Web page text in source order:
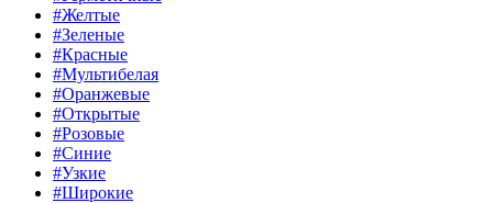
#Желтые
#Зеленые
#Красные
#Мультибелая
#Оранжевые
#Открытые
#Розовые
#Синие
#Узкие
#Широкие